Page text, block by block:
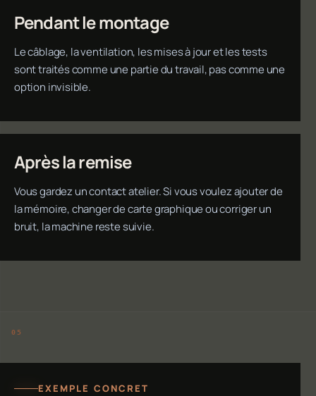
Pendant le montage
Le câblage, la ventilation, les mises à jour et les tests
sont traités comme une partie du travail, pas comme une
option invisible.
Après la remise
Vous gardez un contact atelier. Si vous voulez ajouter de
la mémoire, changer de carte graphique ou corriger un
bruit, la machine reste suivie.
EXEMPLE CONCRET